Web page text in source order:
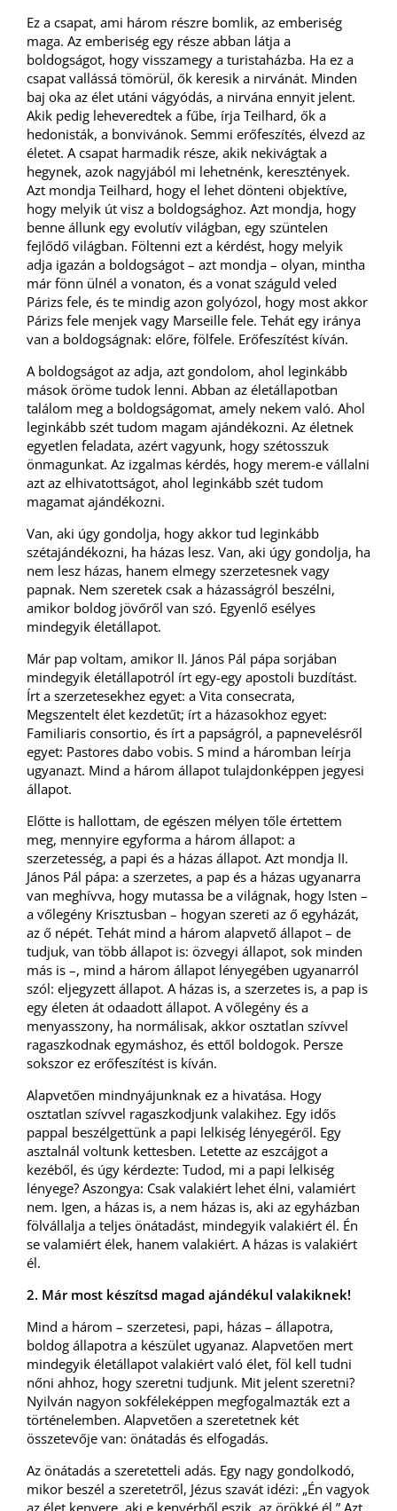
Ez a csapat, ami három részre bomlik, az emberiség
maga. Az emberiség egy része abban látja a
boldogságot, hogy visszamegy a turistaházba. Ha ez a
csapat vallássá tömörül, ők keresik a nirvánát. Minden
baj oka az élet utáni vágyódás, a nirvána ennyit jelent.
Akik pedig leheveredtek a fűbe, írja Teilhard, ők a
hedonisták, a bonvivánok. Semmi erőfeszítés, élvezd az
életet. A csapat harmadik része, akik nekivágtak a
hegynek, azok nagyjából mi lehetnénk, keresztények.
Azt mondja Teilhard, hogy el lehet dönteni objektíve,
hogy melyik út visz a boldogsághoz. Azt mondja, hogy
benne állunk egy evolutív világban, egy szüntelen
fejlődő világban. Föltenni ezt a kérdést, hogy melyik
adja igazán a boldogságot – azt mondja – olyan, mintha
már fönn ülnél a vonaton, és a vonat száguld veled
Párizs fele, és te mindig azon golyózol, hogy most akkor
Párizs fele menjek vagy Marseille fele. Tehát egy iránya
van a boldogságnak: előre, fölfele. Erőfeszítést kíván.
A boldogságot az adja, azt gondolom, ahol leginkább
mások öröme tudok lenni. Abban az életállapotban
találom meg a boldogságomat, amely nekem való. Ahol
leginkább szét tudom magam ajándékozni. Az életnek
egyetlen feladata, azért vagyunk, hogy szétosszuk
önmagunkat. Az izgalmas kérdés, hogy merem-e vállalni
azt az elhivatottságot, ahol leginkább szét tudom
magamat ajándékozni.
Van, aki úgy gondolja, hogy akkor tud leginkább
szétajándékozni, ha házas lesz. Van, aki úgy gondolja, ha
nem lesz házas, hanem elmegy szerzetesnek vagy
papnak. Nem szeretek csak a házasságról beszélni,
amikor boldog jövőről van szó. Egyenlő esélyes
mindegyik életállapot.
Már pap voltam, amikor II. János Pál pápa sorjában
mindegyik életállapotról írt egy-egy apostoli buzdítást.
Írt a szerzetesekhez egyet: a Vita consecrata,
Megszentelt élet kezdetűt; írt a házasokhoz egyet:
Familiaris consortio, és írt a papságról, a papnevelésről
egyet: Pastores dabo vobis. S mind a háromban leírja
ugyanazt. Mind a három állapot tulajdonképpen jegyesi
állapot.
Előtte is hallottam, de egészen mélyen tőle értettem
meg, mennyire egyforma a három állapot: a
szerzetesség, a papi és a házas állapot. Azt mondja II.
János Pál pápa: a szerzetes, a pap és a házas ugyanarra
van meghívva, hogy mutassa be a világnak, hogy Isten –
a vőlegény Krisztusban – hogyan szereti az ő egyházát,
az ő népét. Tehát mind a három alapvető állapot – de
tudjuk, van több állapot is: özvegyi állapot, sok minden
más is –, mind a három állapot lényegében ugyanarról
szól: eljegyzett állapot. A házas is, a szerzetes is, a pap is
egy életen át odaadott állapot. A vőlegény és a
menyasszony, ha normálisak, akkor osztatlan szívvel
ragaszkodnak egymáshoz, és ettől boldogok. Persze
sokszor ez erőfeszítést is kíván.
Alapvetően mindnyájunknak ez a hivatása. Hogy
osztatlan szívvel ragaszkodjunk valakihez. Egy idős
pappal beszélgettünk a papi lelkiség lényegéről. Egy
asztalnál voltunk kettesben. Letette az eszcájgot a
kezéből, és úgy kérdezte: Tudod, mi a papi lelkiség
lényege? Aszongya: Csak valakiért lehet élni, valamiért
nem. Igen, a házas is, a nem házas is, aki az egyházban
fölvállalja a teljes önátadást, mindegyik valakiért él. Én
se valamiért élek, hanem valakiért. A házas is valakiért
él.
2. Már most készítsd magad ajándékul valakiknek!
Mind a három – szerzetesi, papi, házas – állapotra,
boldog állapotra a készület ugyanaz. Alapvetően mert
mindegyik életállapot valakiért való élet, föl kell tudni
nőni ahhoz, hogy szeretni tudjunk. Mit jelent szeretni?
Nyilván nagyon sokféleképpen megfogalmazták ezt a
történelemben. Alapvetően a szeretetnek két
összetevője van: önátadás és elfogadás.
Az önátadás a szeretetteli adás. Egy nagy gondolkodó,
mikor beszél a szeretetről, Jézus szavát idézi: „Én vagyok
az élet kenyere, aki e kenyérből eszik, az örökké él.” Azt